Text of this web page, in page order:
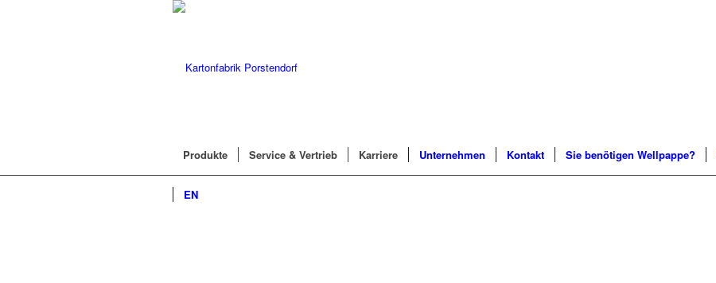
Produkte Service & Vertrieb Karriere Unternehmen Kontakt Sie benötigen Wellpappe?
EN